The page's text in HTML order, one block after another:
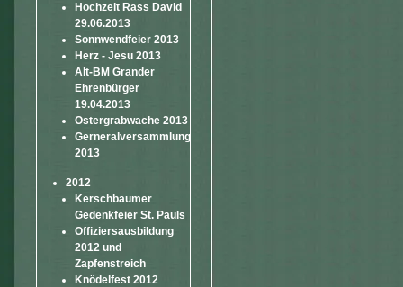
Hochzeit Rass David
29.06.2013
Sonnwendfeier 2013
Herz - Jesu 2013
Alt-BM Grander
Ehrenbürger
19.04.2013
Ostergrabwache 2013
Gerneralversammlung
2013
2012
Kerschbaumer
Gedenkfeier St. Pauls
Offiziersausbildung
2012 und
Zapfenstreich
Knödelfest 2012